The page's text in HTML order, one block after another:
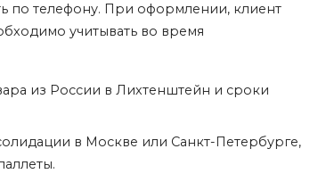
по телефону. При оформлении, клиент
учитывать во время
из России в Лихтенштейн и сроки
в Москве или Санкт-Петербурге,